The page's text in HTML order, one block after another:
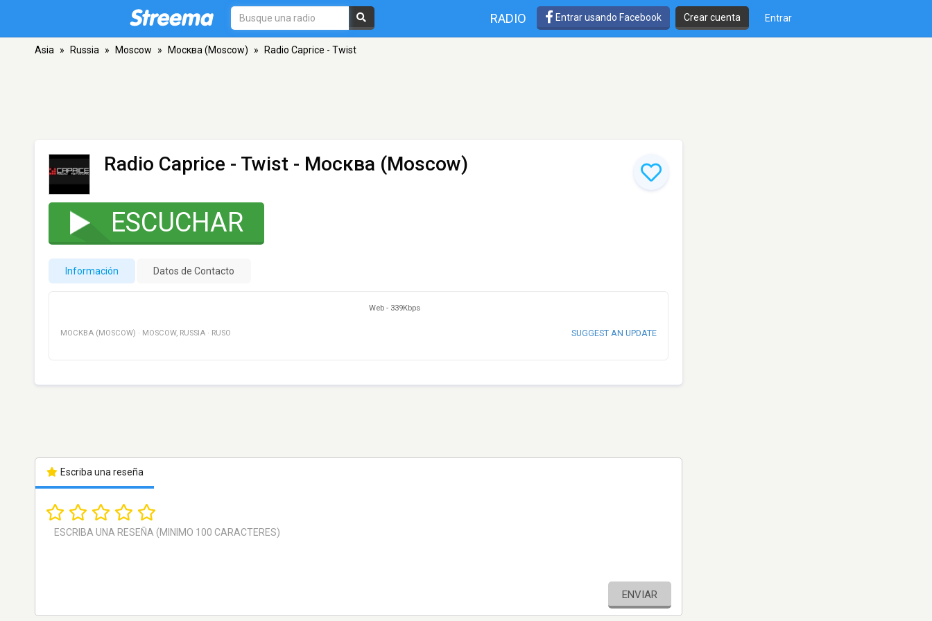
RADIO Entrar usando Facebook Crear cuenta Entrar
Asia » Russia » Moscow » Москва (Moscow) » Radio Caprice - Twist
Radio Caprice - Twist - Москва (Moscow)
ESCUCHAR
Información Datos de Contacto
Web - 339Kbps
МОСКВА (MOSCOW) · MOSCOW, RUSSIA · RUSO SUGGEST AN UPDATE
Escriba una reseña
ENVIAR